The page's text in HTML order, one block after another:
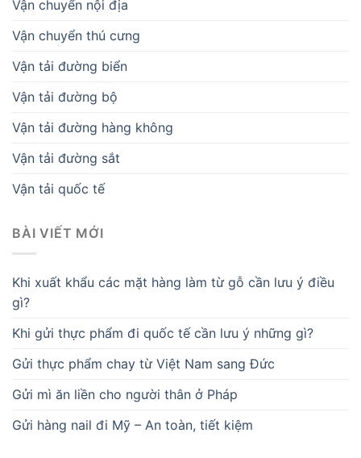
Vận chuyển nội địa
Vận chuyển thú cưng
Vận tải đường biển
Vận tải đường bộ
Vận tải đường hàng không
Vận tải đường sắt
Vận tải quốc tế
BÀI VIẾT MỚI
Khi xuất khẩu các mặt hàng làm từ gỗ cần lưu ý điều
gì?
Khi gửi thực phẩm đi quốc tế cần lưu ý những gì?
Gửi thực phẩm chay từ Việt Nam sang Đức
Gửi mì ăn liền cho người thân ở Pháp
Gửi hàng nail đi Mỹ – An toàn, tiết kiệm